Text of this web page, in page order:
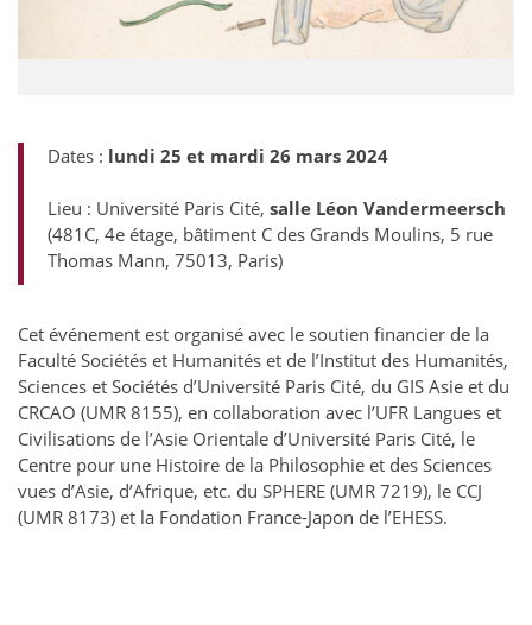
Dates : lundi 25 et mardi 26 mars 2024
Lieu : Université Paris Cité, salle Léon Vandermeersch
(481C, 4e étage, bâtiment C des Grands Moulins, 5 rue
Thomas Mann, 75013, Paris)
Cet événement est organisé avec le soutien financier de la
Faculté Sociétés et Humanités et de l’Institut des Humanités,
Sciences et Sociétés d’Université Paris Cité, du GIS Asie et du
CRCAO (UMR 8155), en collaboration avec l’UFR Langues et
Civilisations de l’Asie Orientale d’Université Paris Cité, le
Centre pour une Histoire de la Philosophie et des Sciences
vues d’Asie, d’Afrique, etc. du SPHERE (UMR 7219), le CCJ
(UMR 8173) et la Fondation France-Japon de l’EHESS.